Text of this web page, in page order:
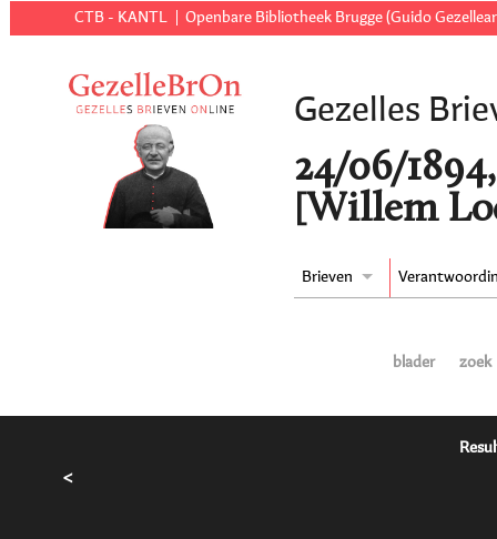
CTB - KANTL Openbare Bibliotheek Brugge (Guido
Gezelles
24/06/
[Willem
Brieven
blader zoek
<